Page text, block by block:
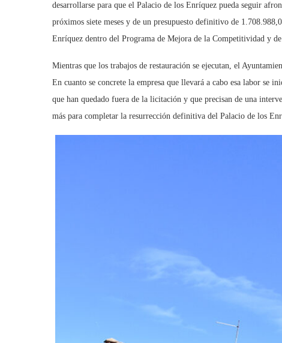
desarrollarse para que el Palacio de los Enríquez pueda seguir
próximos siete meses y de un presupuesto definitivo de
Enríquez dentro del Programa de Mejora de la Competitividad y
Mientras que los trabajos de restauración se ejecutan, el
En cuanto se concrete la empresa que llevará a cabo esa labor se
que han quedado fuera de la licitación y que precisan de una
más para completar la resurrección definitiva del Palacio de los